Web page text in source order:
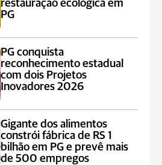
restauração ecológica em
PG
PG conquista
reconhecimento estadual
com dois Projetos
Inovadores 2026
Gigante dos alimentos
constrói fábrica de RS 1
bilhão em PG e prevê mais
de 500 empregos